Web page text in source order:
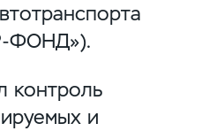
ФОНД»).
контроль
и